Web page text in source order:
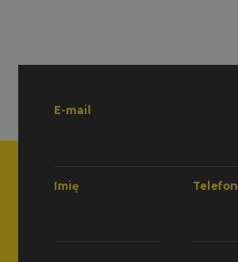
E-mail
Imię Telefon